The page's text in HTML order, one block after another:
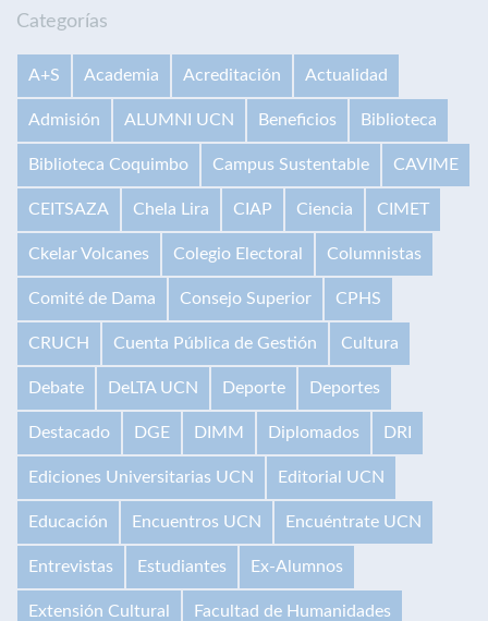
Categorías
A+S Academia Acreditación Actualidad
Admisión ALUMNI UCN Beneficios Biblioteca
Biblioteca Coquimbo Campus Sustentable CAVIME
CEITSAZA Chela Lira CIAP Ciencia CIMET
Ckelar Volcanes Colegio Electoral Columnistas
Comité de Dama Consejo Superior CPHS
CRUCH Cuenta Pública de Gestión Cultura
Debate DeLTA UCN Deporte Deportes
Destacado DGE DIMM Diplomados DRI
Ediciones Universitarias UCN Editorial UCN
Educación Encuentros UCN Encuéntrate UCN
Entrevistas Estudiantes Ex-Alumnos
Extensión Cultural Facultad de Humanidades